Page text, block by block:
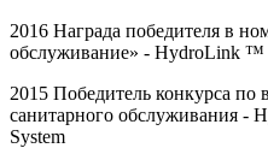
2016 Награда победителя в
обслуживание» - HydroLink ™
2015 Победитель конкурса по
санитарного обслуживания -
System